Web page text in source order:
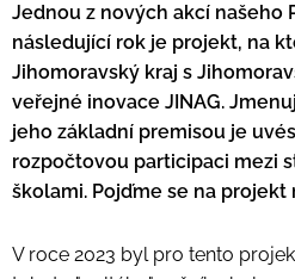
Jednou z nových akcí našeho
následující rok je projekt, na
Jihomoravský kraj s
veřejné inovace JINAG.
jeho základní premisou je
rozpočtovou participaci mezi
školami. Pojďme se na
V roce 2023 byl pro tento